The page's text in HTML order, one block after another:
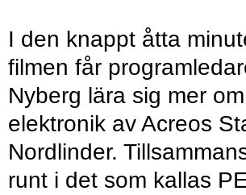
I den knappt åtta
filmen får
Nyberg lära sig mer
elektronik av Acreos
Nordlinder.
runt i det som kallas